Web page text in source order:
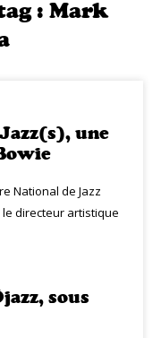
: Mark
une
National de Jazz
le directeur artistique
sous